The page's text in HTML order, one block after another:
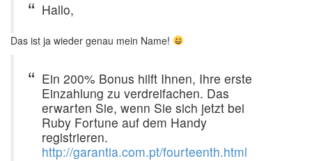
Hallo,
Das ist ja wieder genau mein Name!
Ein 200% Bonus hilft Ihnen, Ihre erste
Einzahlung zu verdreifachen. Das
erwarten Sie, wenn Sie sich jetzt bei
Ruby Fortune auf dem Handy
registrieren.
http://garantia.com.pt/fourteenth.html